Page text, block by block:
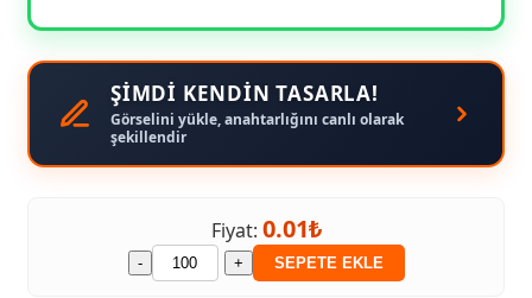
ŞİMDİ KENDİN TASARLA!
Görselini yükle, anahtarlığını canlı olarak
şekillendir
Fiyat: 0.01₺
- + SEPETE EKLE